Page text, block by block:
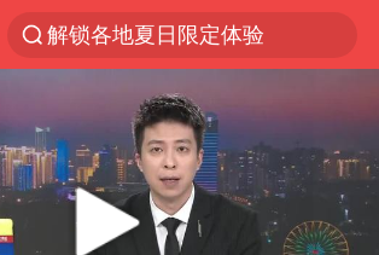
解锁各地夏日限定体验
河南重大刑事案嫌疑人落网
马克·艾伦退出斯诺克中国公开赛
视频丨中国东方电气集团原党组副书记、董事宋致远被查